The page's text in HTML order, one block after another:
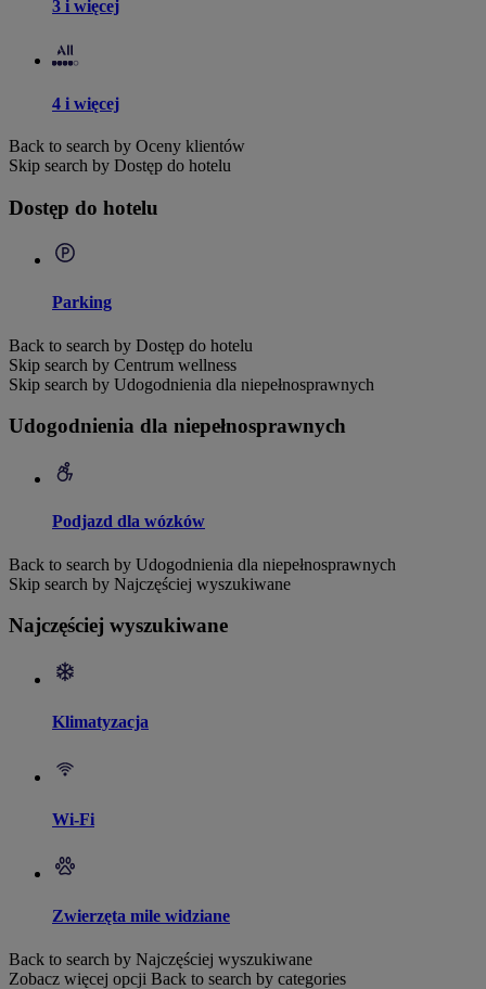
3 i więcej
4 i więcej
Back to search by Oceny klientów
Skip search by Dostęp do hotelu
Dostęp do hotelu
Parking
Back to search by Dostęp do hotelu
Skip search by Centrum wellness
Skip search by Udogodnienia dla niepełnosprawnych
Udogodnienia dla niepełnosprawnych
Podjazd dla wózków
Back to search by Udogodnienia dla niepełnosprawnych
Skip search by Najczęściej wyszukiwane
Najczęściej wyszukiwane
Klimatyzacja
Wi-Fi
Zwierzęta mile widziane
Back to search by Najczęściej wyszukiwane
Zobacz więcej opcji Back to search by categories